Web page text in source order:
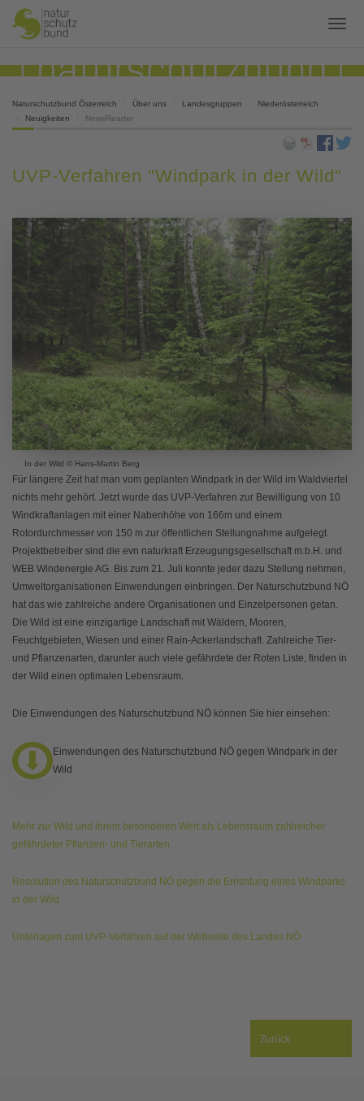
Naturschutzbund Österreich Über uns Landesgruppen
Niederösterreich
Neuigkeiten
NewsReader
UVP-Verfahren "Windpark in der Wild"
In der Wild © Hans-Martin Berg
Für längere Zeit hat man vom geplanten Windpark in der Wild im Waldviertel
nichts mehr gehört. Jetzt wurde das UVP-Verfahren zur Bewilligung von 10
Windkraftanlagen mit einer Nabenhöhe von 166m und einem
Rotordurchmesser von 150 m zur öffentlichen Stellungnahme aufgelegt.
Projektbetreiber sind die evn naturkraft Erzeugungsgesellschaft m.b.H. und
WEB Windenergie AG. Bis zum 21. Juli konnte jeder dazu Stellung nehmen,
Umweltorganisationen Einwendungen einbringen. Der Naturschutzbund NÖ
hat das wie zahlreiche andere Organisationen und Einzelpersonen getan.
Die Wild ist eine einzigartige Landschaft mit Wäldern, Mooren,
Feuchtgebieten, Wiesen und einer Rain-Ackerlandschaft. Zahlreiche Tier-
und Pflanzenarten, darunter auch viele gefährdete der Roten Liste, finden in
der Wild einen optimalen Lebensraum.
Die Einwendungen des Naturschutzbund NÖ können Sie hier einsehen:
Einwendungen des Naturschutzbund NÖ gegen Windpark in der
Wild
Mehr zur Wild und ihrem besonderen Wert als Lebensraum zahlreicher
gefährdeter Pflanzen- und Tierarten
Resolution des Naturschutzbund NÖ gegen die Errichtung eines Windparks
in der Wild
Unterlagen zum UVP-Verfahren auf der Webseite des Landes NÖ
Zurück